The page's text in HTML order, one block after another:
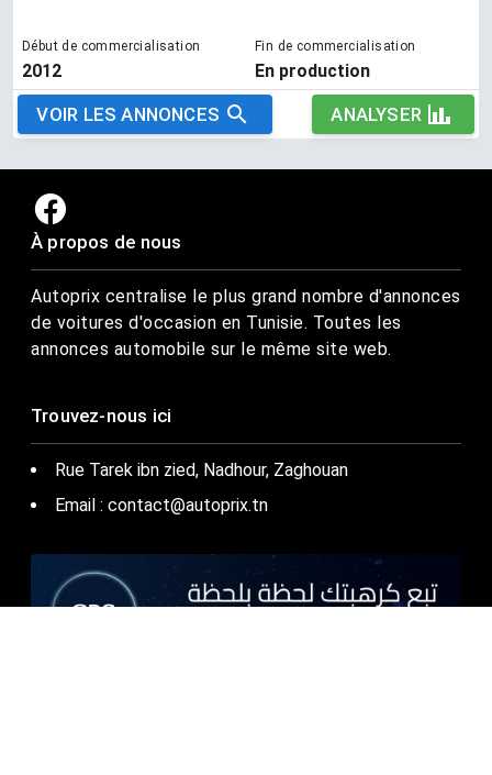
Début de commercialisation
2012
Fin de commercialisation
En production
VOIR LES ANNONCES ANALYSER
À propos de nous
Autoprix centralise le plus grand nombre d'annonces
de voitures d'occasion en Tunisie. Toutes les
annonces automobile sur le même site web.
Trouvez-nous ici
Rue Tarek ibn zied, Nadhour, Zaghouan
Email : contact@autoprix.tn